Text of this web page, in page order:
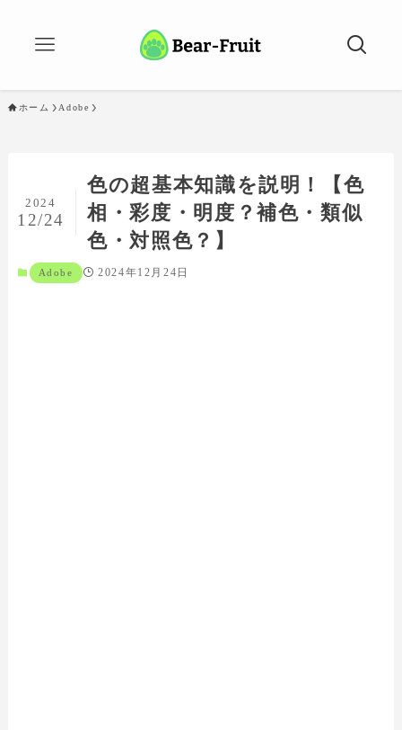
ホーム Adobe
色の超基本知識を説明！【色
相・彩度・明度？補色・類似
色・対照色？】
2024
12/24
Adobe 2024年12月24日